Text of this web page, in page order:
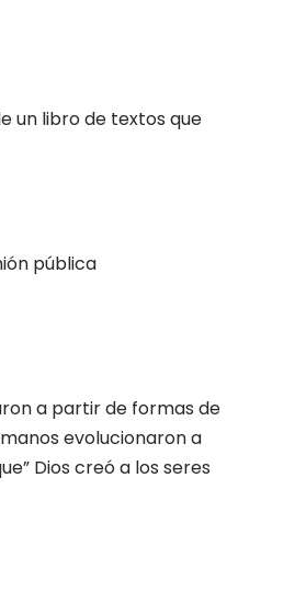
un libro de textos que
pública
a partir de formas de
evolucionaron a
Dios creó a los seres